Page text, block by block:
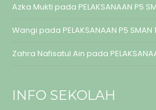
Azka Mukti pada PELAKSANAAN P5
Wangi pada PELAKSANAAN P5 SMAN
Zahra Nafisatul Ain pada
INFO SEKOLAH